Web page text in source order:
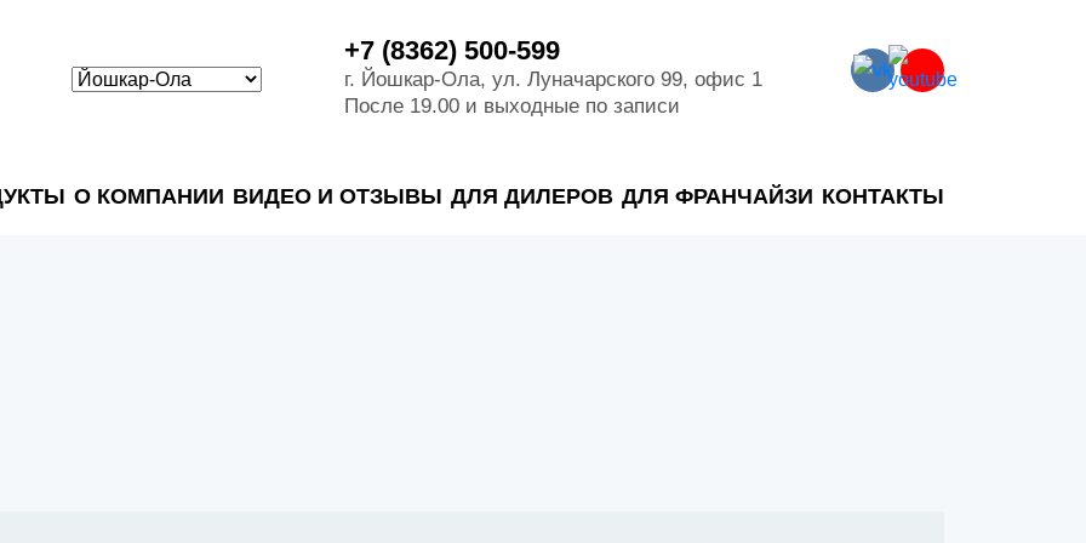
+7 (8362) 500-599
г. Йошкар-Ола, ул. Луначарского 99, офис 1
После 19.00 и выходные по записи
О КОМПАНИИ ВИДЕО И ОТЗЫВЫ ДЛЯ ДИЛЕРОВ ДЛЯ ФРАНЧАЙЗИ КОНТАКТЫ
вод